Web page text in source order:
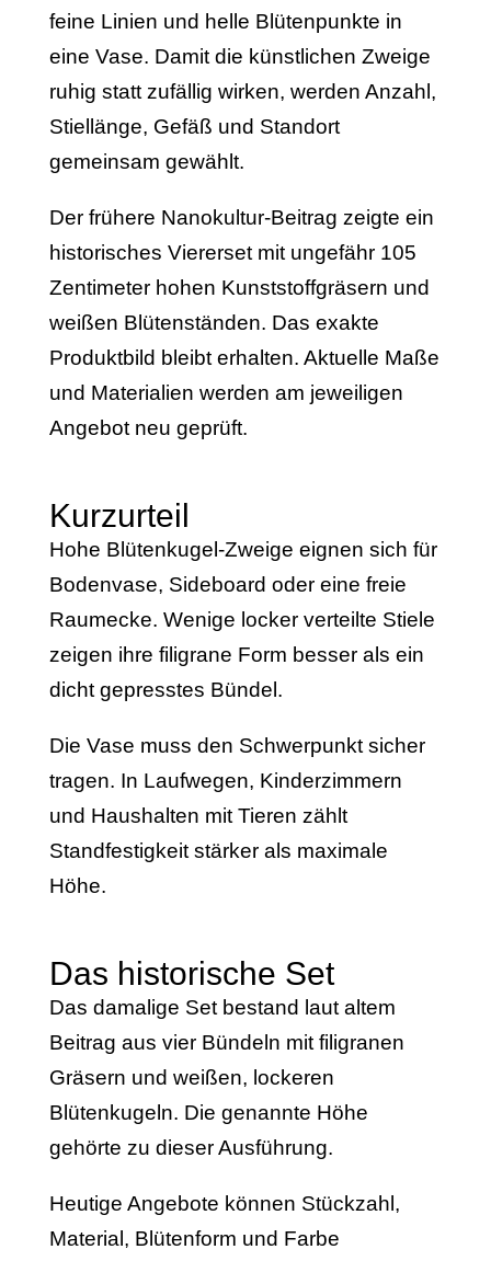
feine Linien und helle Blütenpunkte in
eine Vase. Damit die künstlichen Zweige
ruhig statt zufällig wirken, werden Anzahl,
Stiellänge, Gefäß und Standort
gemeinsam gewählt.
Der frühere Nanokultur-Beitrag zeigte ein
historisches Viererset mit ungefähr 105
Zentimeter hohen Kunststoffgräsern und
weißen Blütenständen. Das exakte
Produktbild bleibt erhalten. Aktuelle Maße
und Materialien werden am jeweiligen
Angebot neu geprüft.
Kurzurteil
Hohe Blütenkugel-Zweige eignen sich für
Bodenvase, Sideboard oder eine freie
Raumecke. Wenige locker verteilte Stiele
zeigen ihre filigrane Form besser als ein
dicht gepresstes Bündel.
Die Vase muss den Schwerpunkt sicher
tragen. In Laufwegen, Kinderzimmern
und Haushalten mit Tieren zählt
Standfestigkeit stärker als maximale
Höhe.
Das historische Set
Das damalige Set bestand laut altem
Beitrag aus vier Bündeln mit filigranen
Gräsern und weißen, lockeren
Blütenkugeln. Die genannte Höhe
gehörte zu dieser Ausführung.
Heutige Angebote können Stückzahl,
Material, Blütenform und Farbe